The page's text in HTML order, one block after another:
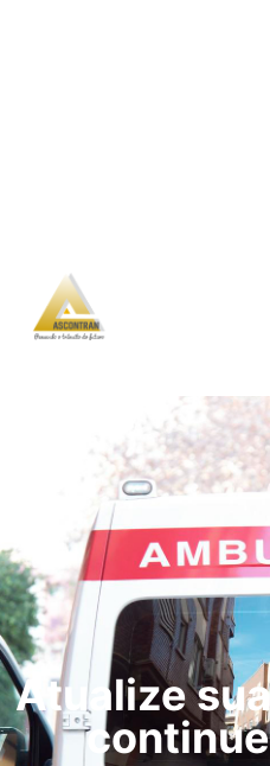
Atualize